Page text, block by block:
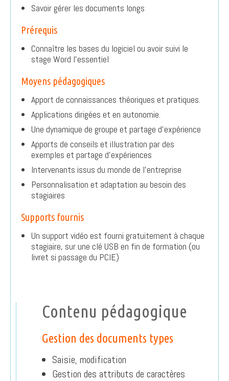
Savoir gérer les documents longs
Prérequis
Connaître les bases du logiciel ou avoir suivi le
stage Word l’essentiel
Moyens pédagogiques
Apport de connaissances théoriques et pratiques.
Applications dirigées et en autonomie.
Une dynamique de groupe et partage d’expérience
Apports de conseils et illustration par des
exemples et partage d’expériences
Intervenants issus du monde de l’entreprise
Personnalisation et adaptation au besoin des
stagiaires
Supports fournis
Un support vidéo est fourni gratuitement à chaque
stagiaire, sur une clé USB en fin de formation (ou
livret si passage du PCIE)
Contenu pédagogique
Gestion des documents types
Saisie, modification
Gestion des attributs de caractères